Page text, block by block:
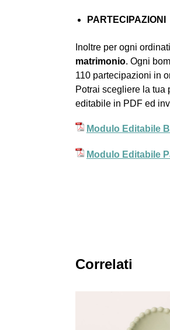
PARTECIPAZIONI
Inoltre per ogni
matrimonio. Ogni
110 partecipazioni in
Potrai scegliere la tua
editabile in PDF ed
Modulo Editabile
Modulo Editabile
Correlati